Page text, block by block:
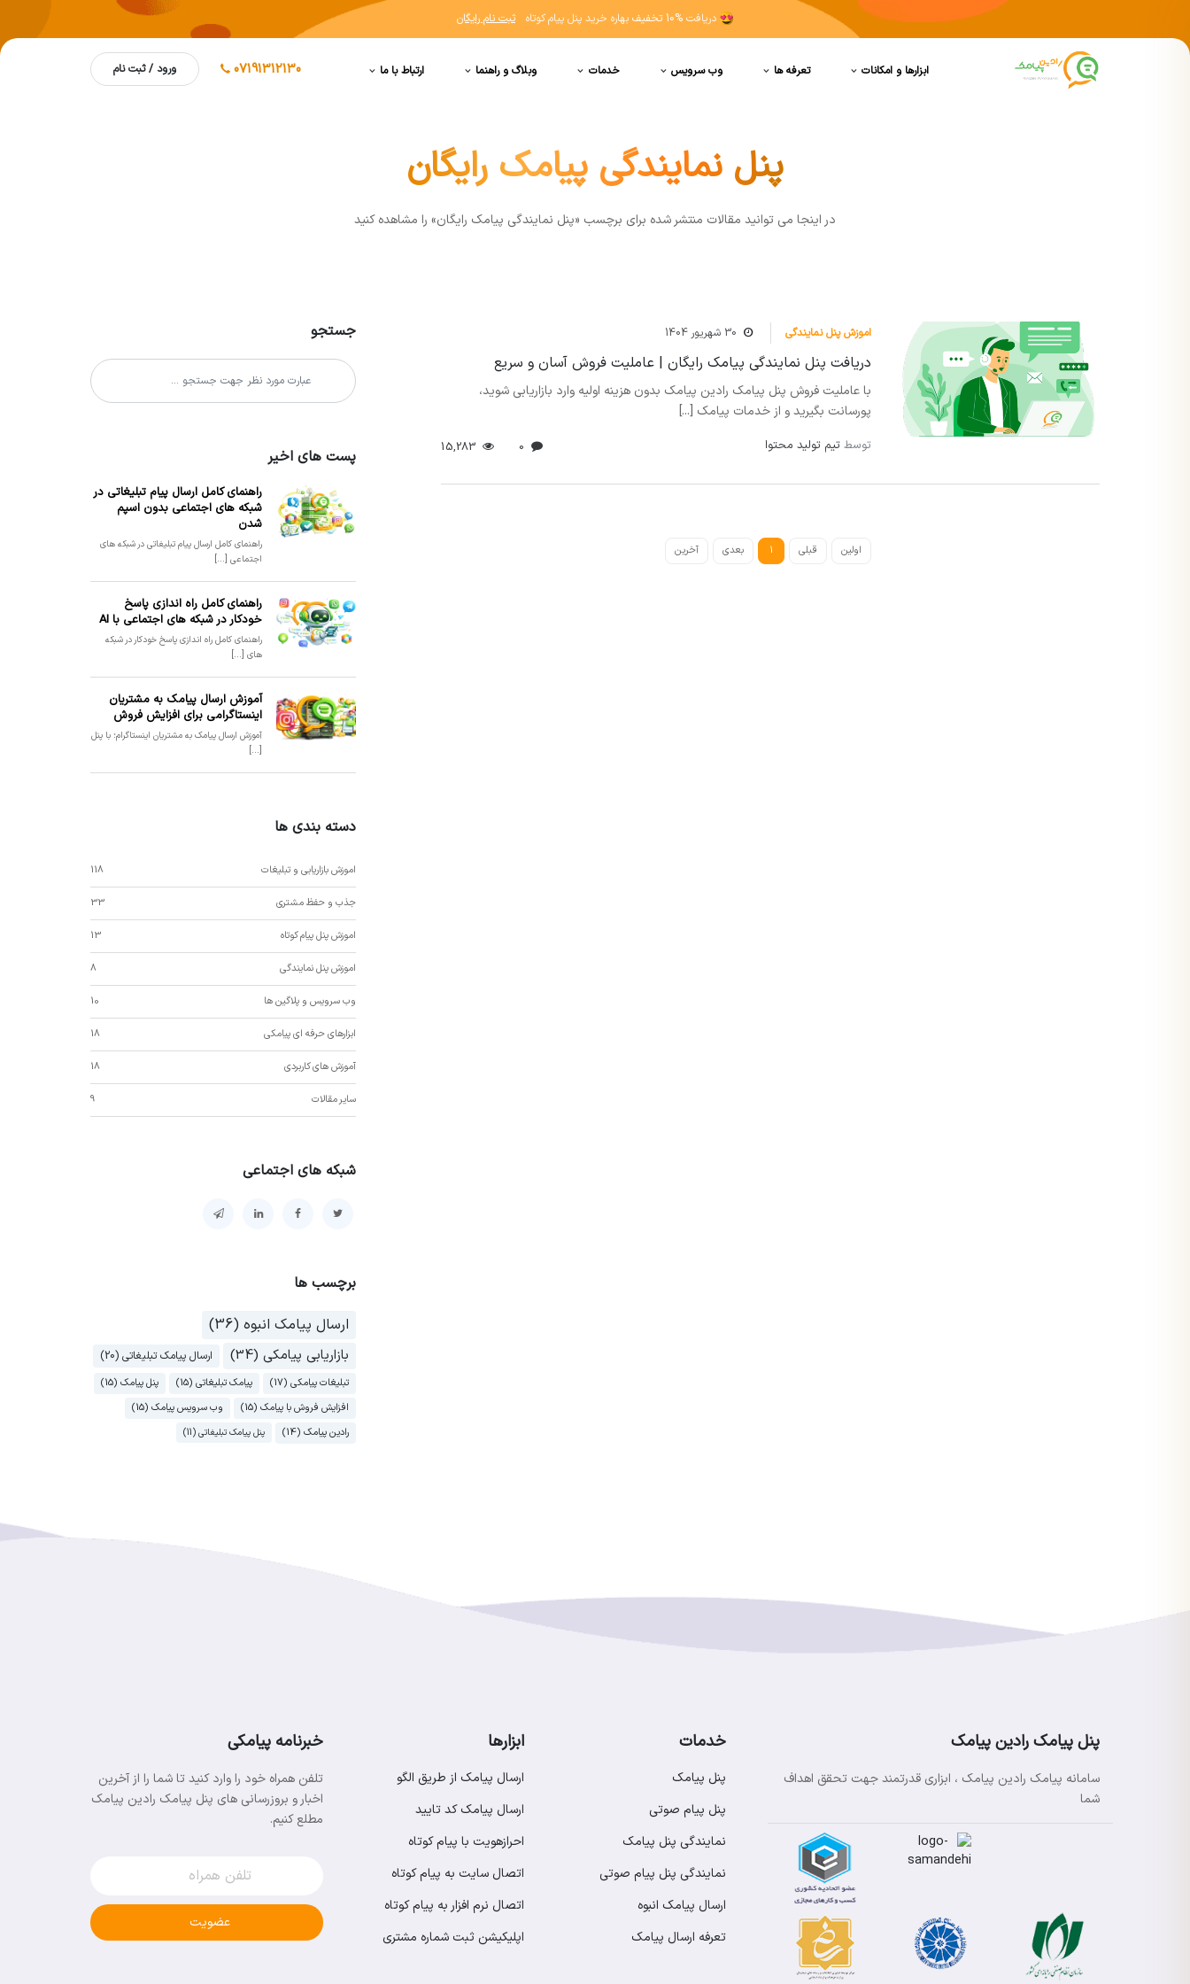
دریافت 10% تخفیف بهاره خرید پنل پیام کوتاه ثبت نام رایگان
ابزارها و امکانات تعرفه ها وب سرویس خدمات وبلاگ و راهنما ارتباط با ما 07191312130 ورود / ثبت نام
پنل نمایندگی پیامک رایگان
در اينجا مي توانيد مقالات منتشر شده برای برچسب «پنل نمایندگی پیامک رایگان» را مشاهده کنيد
اموزش پنل نمایندگی 30 شهریور 1404
دریافت پنل نمایندگی پیامک رایگان | عاملیت فروش آسان و سریع
با عاملیت فروش پنل پیامک رادین پیامک بدون هزینه اولیه وارد بازاریابی شوید،
پورسانت بگیرید و از خدمات پیامک [...]
توسطتیم تولید محتوا
اولین قبلی 1 بعدی آخرین
جستجو
پست های اخیر
راهنمای کامل ارسال پیام تبلیغاتی در
شبکه های اجتماعی بدون اسپم
شدن
راهنمای کامل ارسال پیام تبلیغاتی در شبکه های
اجتماعی [...]
راهنمای کامل راه اندازی پاسخ
خودکار در شبکه های اجتماعی با AI
راهنمای کامل راه اندازی پاسخ خودکار در شبکه
های [...]
آموزش ارسال پیامک به مشتریان
اینستاگرامی برای افزایش فروش
آموزش ارسال پیامک به مشتریان اینستاگرام؛ با پنل
[...]
دسته بندی ها
اموزش بازاریابی و تبلیغات 118
جذب و حفظ مشتری 33
اموزش پنل پیام کوتاه 13
اموزش پنل نمایندگی 8
وب سرویس و پلاگین ها 10
ابزارهای حرفه ای پیامکی 18
آموزش های کاربردی 18
سایر مقالات 9
شبکه های اجتماعی
برچسب ها
ارسال پیامک انبوه (36)
بازاریابی پیامکی (34) ارسال پیامک تبلیغاتی (20)
تبلیغات پیامکی (17) پیامک تبلیغاتی (15)
پنل پیامک (15)
افزایش فروش با پیامک (15)
وب سرویس پیامک (15)
رادین پیامک (14)
پنل پیامک تبلیغاتی (11)
پنل پیامک رادین پیامک
سامانه پیامک رادین پیامک ، ابزاری قدرتمند جهت تحقق اهداف
شما
خدمات
پنل پیامک
پنل پیام صوتی
نمایندگی پنل پیامک
نمایندگی پنل پیام صوتی
ارسال پیامک انبوه
تعرفه ارسال پیامک
ابزارها
ارسال پیامک از طریق الگو
ارسال پیامک کد تایید
احرازهویت با پیام کوتاه
اتصال سایت به پیام کوتاه
اتصال نرم افزار به پیام کوتاه
اپلیکیشن ثبت شماره مشتری
خبرنامه پیامکی
تلفن همراه خود را وارد کنید تا شما را از آخرین
اخبار و بروزرسانی های پنل پیامک رادین پیامک
مطلع کنیم.
عضویت